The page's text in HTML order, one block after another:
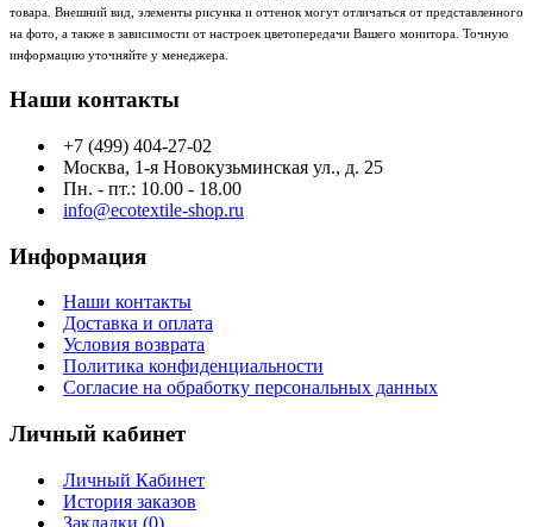
товара. Внешний вид, элементы рисунка и оттенок могут отличаться от представленного
на фото, а также в зависимости от настроек цветопередачи Вашего монитора. Точную
информацию уточняйте у менеджера.
Наши контакты
+7 (499) 404-27-02
Москва, 1-я Новокузьминская ул., д. 25
Пн. - пт.: 10.00 - 18.00
info@ecotextile-shop.ru
Информация
Наши контакты
Доставка и оплата
Условия возврата
Политика конфиденциальности
Согласие на обработку персональных данных
Личный кабинет
Личный Кабинет
История заказов
Закладки (0)